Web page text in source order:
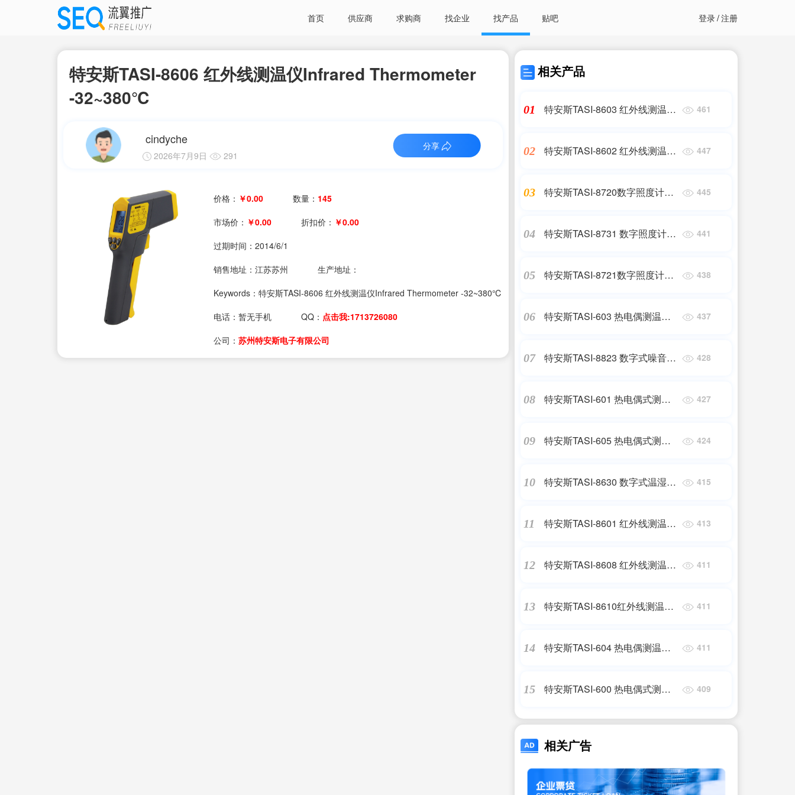
首页 供应商 求购商 找企业 找产品 贴吧 登录/注册
特安斯TASI-8606 红外线测温仪Infrared Thermometer
-32~380℃
cindyche
2026年7月9日 291
分享
价格： ￥0.00 数量： 145
市场价： ￥0.00 折扣价： ￥0.00
过期时间：2014/6/1
销售地址：江苏苏州
生产地址：
Keywords：特安斯TASI-8606 红外线测温仪Infrared Thermometer -32~380℃
电话：暂无手机 QQ： 点击我:1713726080
公司：苏州特安斯电子有限公司
相关产品
01
特安斯TASI-8603 红外线测温仪
461
02
特安斯TASI-8602 红外线测温仪
447
03
特安斯TASI-8720数字照度计
445
04
特安斯TASI-8731 数字照度计
441
05
特安斯TASI-8721数字照度计
438
06
特安斯TASI-603 热电偶测温仪
437
07
特安斯TASI-8823 数字式噪音计
428
08
特安斯TASI-601 热电偶式测温
427
09
特安斯TASI-605 热电偶式测温
424
10
特安斯TASI-8630 数字式温湿度
415
11
特安斯TASI-8601 红外线测温
413
12
特安斯TASI-8608 红外线测温仪
411
13
特安斯TASI-8610红外线测温仪
411
14
特安斯TASI-604 热电偶测温仪
411
15
特安斯TASI-600 热电偶式测温
-200~1372℃
409
相关广告